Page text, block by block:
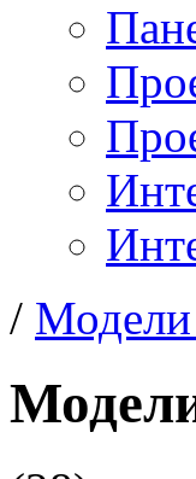
/ Модели